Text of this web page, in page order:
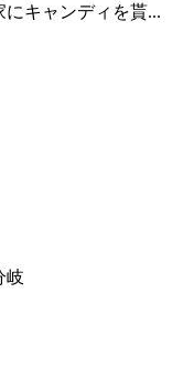
キャンディを貰...
岐